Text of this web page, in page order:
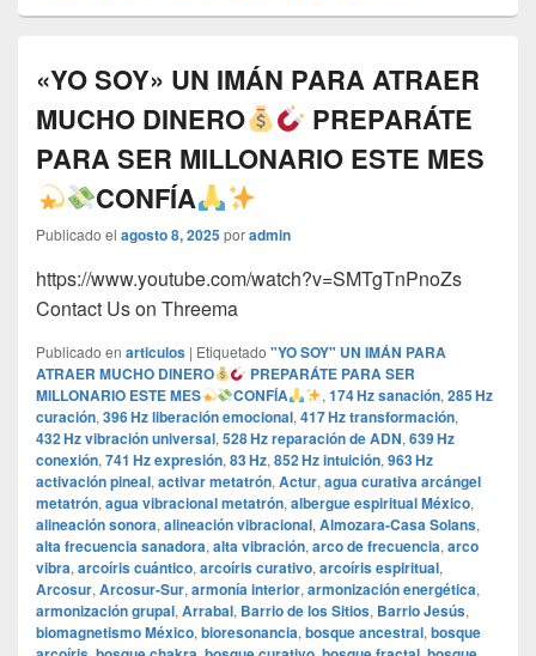
«YO SOY» UN IMÁN PARA ATRAER
MUCHO DINERO
PREPARÁTE
PARA SER MILLONARIO ESTE MES
CONFÍA
Publicado el agosto 8, 2025poradmin
https://www.youtube.com/watch?v=SMTgTnPnoZs
Contact Us on Threema
Publicado en articulos | Etiquetado "YO SOY" UN IMÁN PARA
ATRAER MUCHO DINERO
PREPARÁTE PARA SER
MILLONARIO ESTE MES
CONFÍA , 174 Hz sanación, 285 Hz
curación, 396 Hz liberación emocional, 417 Hz transformación,
432 Hz vibración universal, 528 Hz reparación de ADN, 639 Hz
conexión, 741 Hz expresión, 83 Hz, 852 Hz intuición, 963 Hz
activación pineal, activar metatrón, Actur, agua curativa arcángel
metatrón, agua vibracional metatrón, albergue espiritual México,
alineación sonora, alineación vibracional, Almozara-Casa Solans,
alta frecuencia sanadora, alta vibración, arco de frecuencia, arco
vibra, arcoíris cuántico, arcoíris curativo, arcoíris espiritual,
Arcosur, Arcosur-Sur, armonía interior, armonización energética,
armonización grupal, Arrabal, Barrio de los Sitios, Barrio Jesús,
biomagnetismo México, bioresonancia, bosque ancestral, bosque